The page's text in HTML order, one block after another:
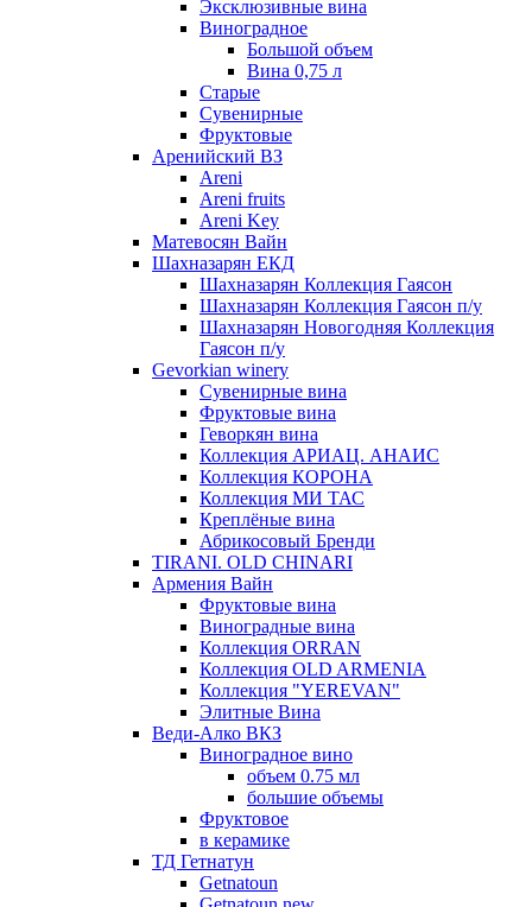
Эксклюзивные вина
Виноградное
Большой объем
Вина 0,75 л
Старые
Сувенирные
Фруктовые
Аренийский ВЗ
Areni
Areni fruits
Areni Key
Матевосян Вайн
Шахназарян ЕКД
Шахназарян Коллекция Гаясон
Шахназарян Коллекция Гаясон п/у
Шахназарян Новогодняя Коллекция
Гаясон п/у
Gevorkian winery
Сувенирные вина
Фруктовые вина
Геворкян вина
Коллекция АРИАЦ. АНАИС
Коллекция КОРОНА
Коллекция МИ ТАС
Креплёные вина
Абрикосовый Бренди
TIRANI. OLD CHINARI
Армения Вайн
Фруктовые вина
Виноградные вина
Коллекция ORRAN
Коллекция OLD ARMENIA
Коллекция "YEREVAN"
Элитные Вина
Веди-Алко ВКЗ
Виноградное вино
объем 0.75 мл
большие объемы
Фруктовое
в керамике
ТД Гетнатун
Getnatoun